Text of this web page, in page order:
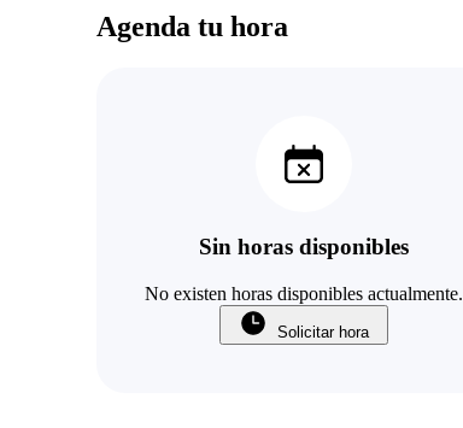
Agenda tu hora
Sin horas disponibles
No existen horas disponibles actualmente.
Solicitar hora